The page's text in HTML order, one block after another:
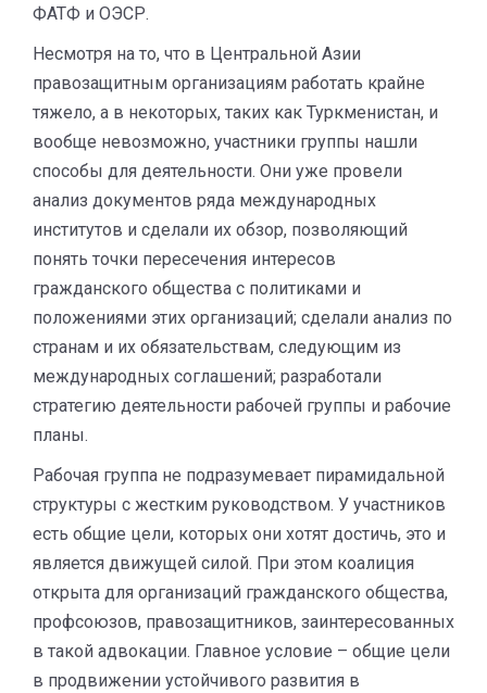
ФАТФ и ОЭСР.
Несмотря на то, что в Центральной Азии
правозащитным организациям работать крайне
тяжело, а в некоторых, таких как Туркменистан, и
вообще невозможно, участники группы нашли
способы для деятельности. Они уже провели
анализ документов ряда международных
институтов и сделали их обзор, позволяющий
понять точки пересечения интересов
гражданского общества с политиками и
положениями этих организаций; сделали анализ по
странам и их обязательствам, следующим из
международных соглашений; разработали
стратегию деятельности рабочей группы и рабочие
планы.
Рабочая группа не подразумевает пирамидальной
структуры с жестким руководством. У участников
есть общие цели, которых они хотят достичь, это и
является движущей силой. При этом коалиция
открыта для организаций гражданского общества,
профсоюзов, правозащитников, заинтересованных
в такой адвокации. Главное условие – общие цели
в продвижении устойчивого развития в